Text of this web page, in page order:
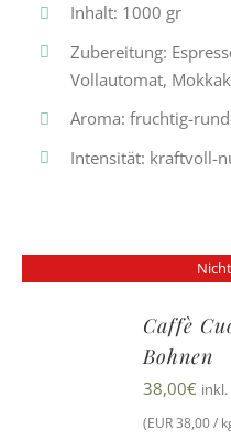
Inhalt: 1000 gr
Zubereitung:
Vollautomat,
Aroma: fruchtig-
Intensität: kraftvoll-
Caffè
Bohnen
38,00€ inkl.
(EUR 38,00 /